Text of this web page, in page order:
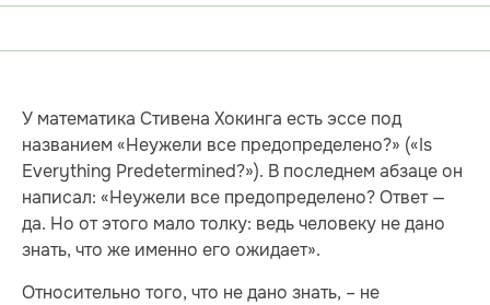
У математика Стивена Хокинга есть эссе под
названием «Неужели все предопределено?» («Is
Everything Predetermined?»). В последнем абзаце он
написал: «Неужели все предопределено? Ответ —
да. Но от этого мало толку: ведь человеку не дано
знать, что же именно его ожидает».
Относительно того, что не дано знать, – не